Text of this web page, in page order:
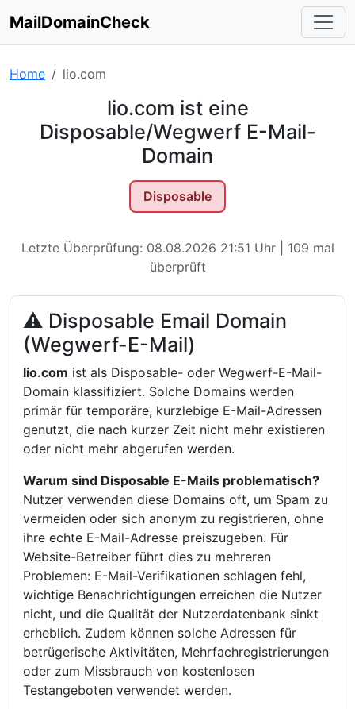
MailDomainCheck
Home lio.com
lio.com ist eine
Disposable/Wegwerf E-Mail-
Domain
Disposable
Letzte Überprüfung: 08.08.2026 21:51 Uhr | 109 mal
überprüft
⚠ Disposable Email Domain
(Wegwerf-E-Mail)
lio.com ist als Disposable- oder Wegwerf-E-Mail-
Domain klassifiziert. Solche Domains werden
primär für temporäre, kurzlebige E-Mail-Adressen
genutzt, die nach kurzer Zeit nicht mehr existieren
oder nicht mehr abgerufen werden.
Warum sind Disposable E-Mails problematisch?
Nutzer verwenden diese Domains oft, um Spam zu
vermeiden oder sich anonym zu registrieren, ohne
ihre echte E-Mail-Adresse preiszugeben. Für
Website-Betreiber führt dies zu mehreren
Problemen: E-Mail-Verifikationen schlagen fehl,
wichtige Benachrichtigungen erreichen die Nutzer
nicht, und die Qualität der Nutzerdatenbank sinkt
erheblich. Zudem können solche Adressen für
betrügerische Aktivitäten, Mehrfachregistrierungen
oder zum Missbrauch von kostenlosen
Testangeboten verwendet werden.